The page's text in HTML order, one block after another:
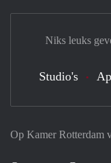
Op Kamer Rotterdam
Niks leuks
Studio's